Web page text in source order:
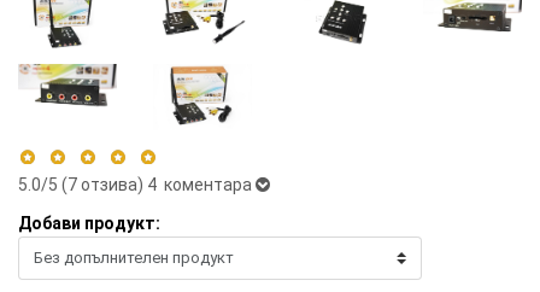
5.0/5 (7отзива)
5 stars
4 stars
0%
4 коментара
Добави продукт: